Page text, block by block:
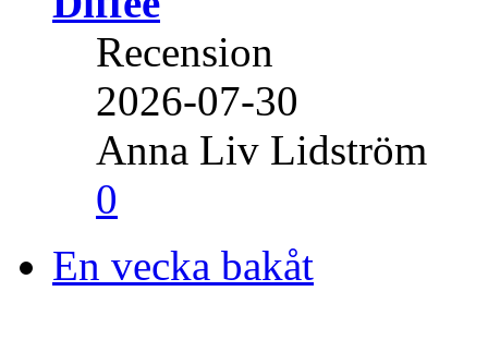
Recension
2026-07-30
Anna Liv Lidström
0
En vecka bakåt